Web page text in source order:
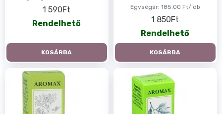
1 590Ft
Rendelhető
KOSÁRBA
Egységár: 185.00 Ft/ db
1 850Ft
Rendelhető
KOSÁRBA